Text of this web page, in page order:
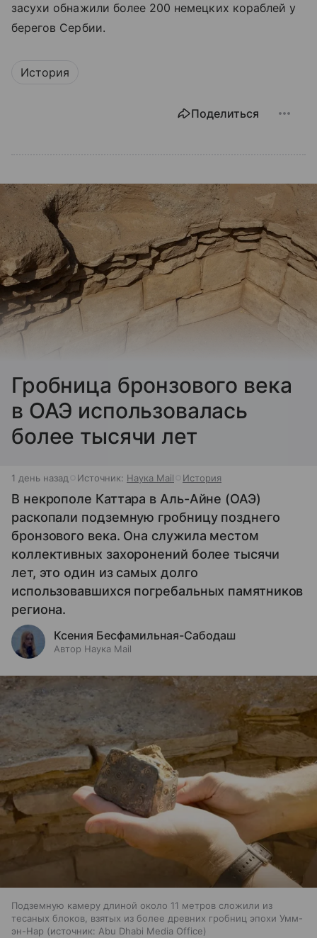
засухи обнажили более 200 немецких кораблей у
берегов Сербии.
История
Поделиться
Гробница бронзового века
в ОАЭ использовалась
более тысячи лет
1 день назад Источник: Наука Mail История
В некрополе Каттара в Аль-Айне (ОАЭ)
раскопали подземную гробницу позднего
бронзового века. Она служила местом
коллективных захоронений более тысячи
лет, это один из самых долго
использовавшихся погребальных памятников
региона.
Ксения Бесфамильная-Сабодаш
Автор Наука Mail
Подземную камеру длиной около 11 метров сложили из
тесаных блоков, взятых из более древних гробниц эпохи Умм-
эн-Нар
источник: Abu Dhabi Media Office